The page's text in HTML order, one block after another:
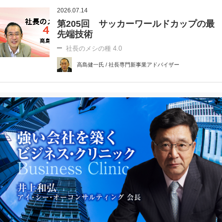
2026.07.14
第205回 サッカーワールドカップの最
先端技術
社長のメシの種 4.0
高島健一氏 / 社長専門新事業アドバイザー